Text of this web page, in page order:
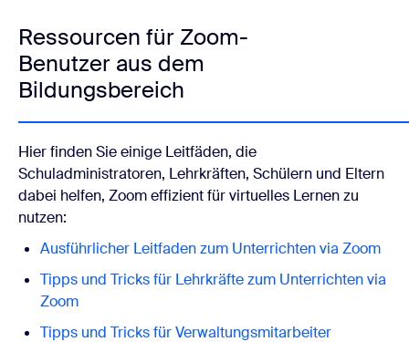
Ressourcen für Zoom-
Benutzer aus dem
Bildungsbereich
Hier finden Sie einige Leitfäden, die
Schuladministratoren, Lehrkräften, Schülern und Eltern
dabei helfen, Zoom effizient für virtuelles Lernen zu
nutzen:
Ausführlicher Leitfaden zum Unterrichten via Zoom
Tipps und Tricks für Lehrkräfte zum Unterrichten via
Zoom
Tipps und Tricks für Verwaltungsmitarbeiter